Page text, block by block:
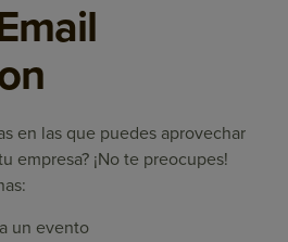
en las que puedes aprovechar
empresa? ¡No te preocupes!
un evento